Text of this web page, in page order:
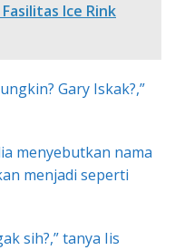
Ice Rink
Gary Iskak?,”
menyebutkan nama
menjadi seperti
sih?,” tanya Iis